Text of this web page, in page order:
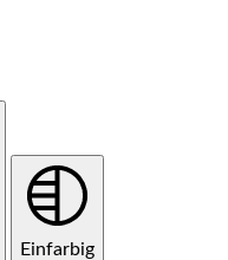
Einfarbig